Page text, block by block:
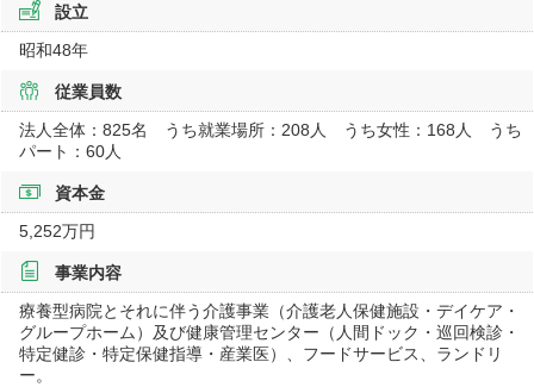
設立
昭和48年
従業員数
法人全体：825名 うち就業場所：208人 うち女性：168人 うち
パート：60人
資本金
5,252万円
事業内容
療養型病院とそれに伴う介護事業（介護老人保健施設・デイケア・
グループホーム）及び健康管理センター（人間ドック・巡回検診・
特定健診・特定保健指導・産業医）、フードサービス、ランドリ
ー。